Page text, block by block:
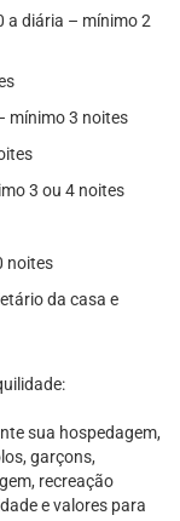
a diária – mínimo 2
mínimo 3 noites
3 ou 4 noites
noites
da casa e
sua hospedagem,
garçons,
recreação
e valores para